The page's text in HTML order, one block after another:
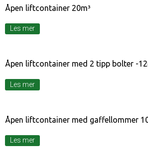
Åpen liftcontainer 20m³
Les mer
Åpen liftcontainer med 2 tipp bolter -
Les mer
Åpen liftcontainer med gaffellommer
Les mer